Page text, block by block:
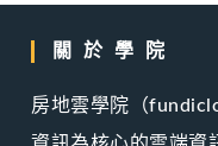
關於學院
房地雲學院（